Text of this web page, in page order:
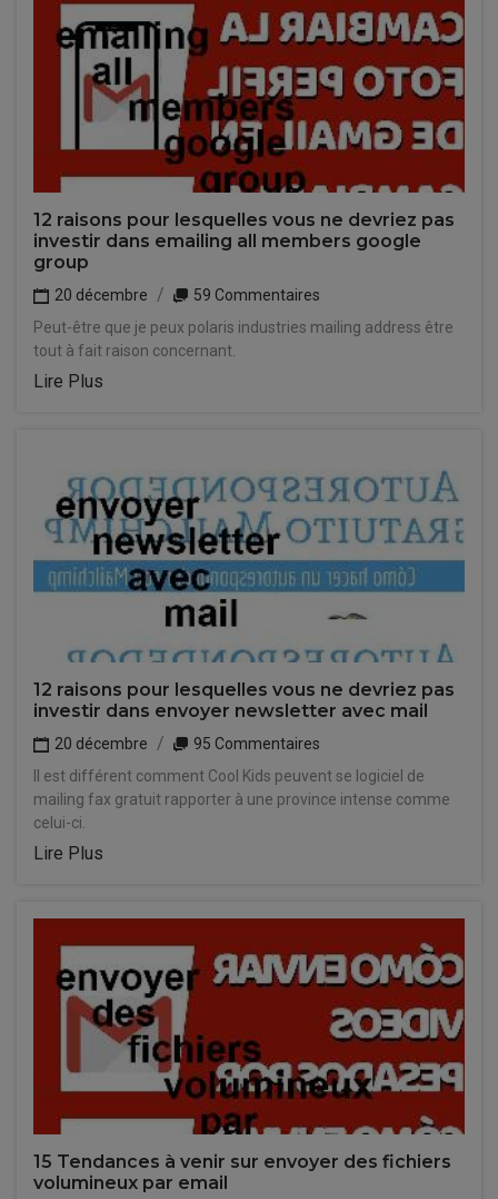
12 raisons pour lesquelles vous ne devriez pas
investir dans emailing all members google
group
20 décembre
59 Commentaires
Peut-être que je peux polaris industries mailing address être
tout à fait raison concernant.
Lire Plus
12 raisons pour lesquelles vous ne devriez pas
investir dans envoyer newsletter avec mail
20 décembre
95 Commentaires
Il est différent comment Cool Kids peuvent se logiciel de
mailing fax gratuit rapporter à une province intense comme
celui-ci.
Lire Plus
15 Tendances à venir sur envoyer des fichiers
volumineux par email